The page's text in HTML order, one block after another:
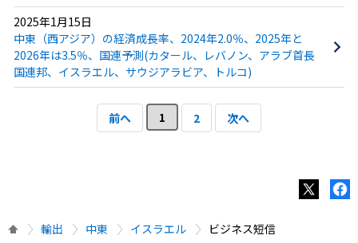
2025年1月15日
中東（西アジア）の経済成長率、2024年2.0％、2025年と
2026年は3.5％、国連予測(カタール、レバノン、アラブ首長
国連邦、イスラエル、サウジアラビア、トルコ)
前へ 1 2 次へ
輸出 中東 イスラエル ビジネス短信